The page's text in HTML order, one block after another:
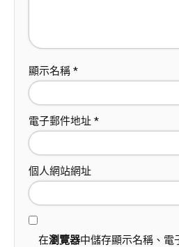
顯示名稱 *
電子郵件地址 *
個人網站網址
在瀏覽器中儲存顯示名稱、電